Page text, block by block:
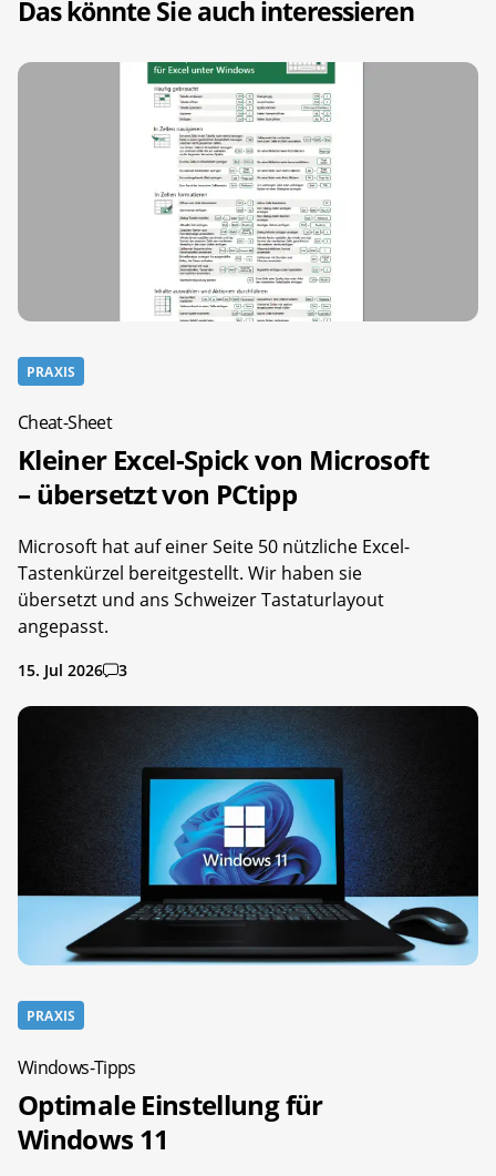
Das könnte Sie auch interessieren
PRAXIS
Cheat-Sheet
Kleiner Excel-Spick von Microsoft
– übersetzt von PCtipp
Microsoft hat auf einer Seite 50 nützliche Excel-
Tastenkürzel bereitgestellt. Wir haben sie
übersetzt und ans Schweizer Tastaturlayout
angepasst.
15. Jul 2026 3
PRAXIS
Windows-Tipps
Optimale Einstellung für
Windows 11